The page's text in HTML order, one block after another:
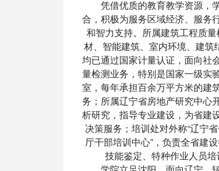
凭借优质的教育教学资源，
合，积极为服务区域经济、服务
和智力支持。所属建筑工程质
材、智能建筑、室内环境、建筑
均已通过国家计量认证，面向社
量检测业务，特别是国家一级
室，每年承担百余万平方米的建
务；所属辽宁省房地产研究中心
析研究，指导专业建设，为省建
决策服务；培训处对外称“辽宁
厅干部培训中心”，负责全省建
技能鉴定、特种作业人员